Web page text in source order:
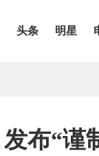
头条 明星
布“谨